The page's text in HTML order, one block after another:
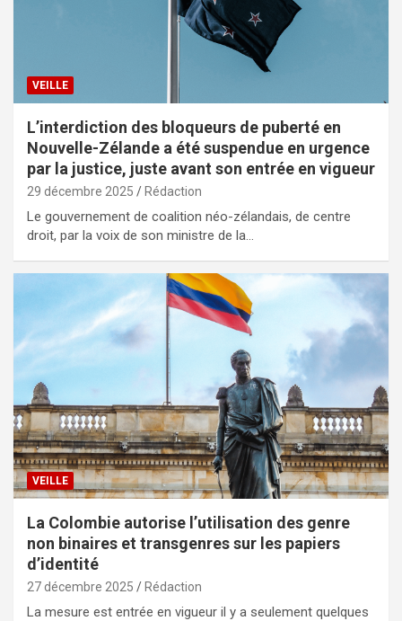
VEILLE
L’interdiction des bloqueurs de puberté en
Nouvelle-Zélande a été suspendue en urgence
par la justice, juste avant son entrée en vigueur
29 décembre 2025 Rédaction
Le gouvernement de coalition néo-zélandais, de centre
droit, par la voix de son ministre de la…
VEILLE
La Colombie autorise l’utilisation des genre
non binaires et transgenres sur les papiers
d’identité
27 décembre 2025 Rédaction
La mesure est entrée en vigueur il y a seulement quelques